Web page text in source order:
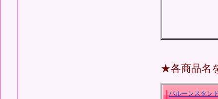
★各商品名
バルーンスタン